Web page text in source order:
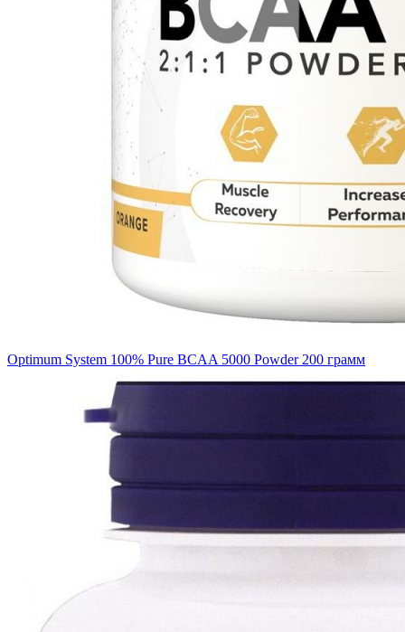
Optimum System 100% Pure BCAA 5000 Powder 200 грамм